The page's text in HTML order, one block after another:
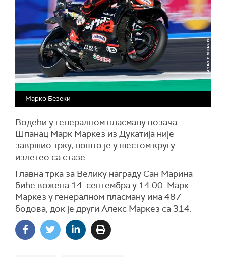
Марко Безеки
Водећи у генералном пласману возача
Шпанац Марк Маркез из Дукатија није
завршио трку, пошто је у шестом кругу
излетео са стазе.
Главна трка за Велику награду Сан Марина
биће вожена 14. септембра у 14.00. Марк
Маркез у генералном пласману има 487
бодова, док је други Алекс Маркез са 314.